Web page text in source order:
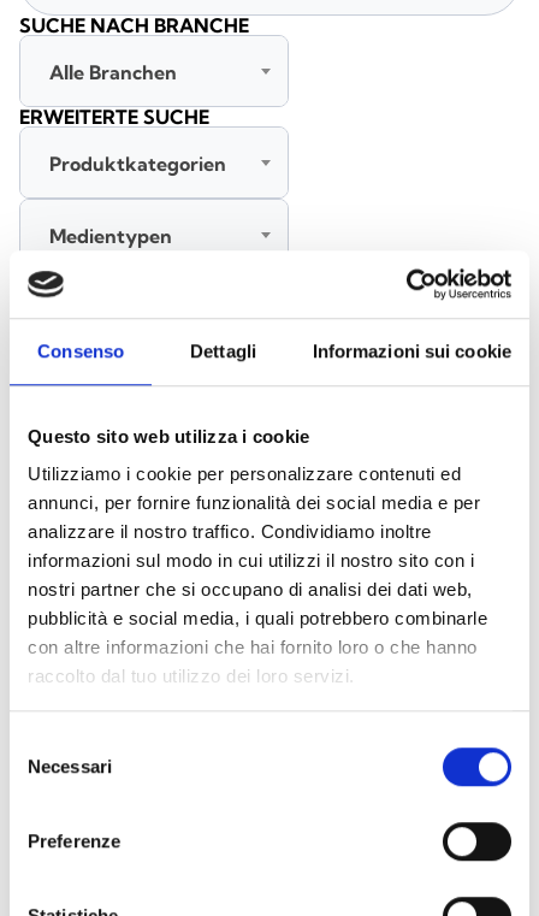
Consenso Dettagli Informazioni sui cookie
Questo sito web utilizza i cookie
Utilizziamo i cookie per personalizzare contenuti ed
annunci, per fornire funzionalità dei social media e per
analizzare il nostro traffico. Condividiamo inoltre
informazioni sul modo in cui utilizzi il nostro sito con i
nostri partner che si occupano di analisi dei dati web,
pubblicità e social media, i quali potrebbero combinarle
con altre informazioni che hai fornito loro o che hanno
raccolto dal tuo utilizzo dei loro servizi.
delNecessari
Preferenze
Zubehör für EB00-Meldersockel - Materialien(47)
Dokumente (6992)
Alle auswählen
Melden Sie sich an, bevor Sie Inhalte über das Symbol
herunterladen lock
SUCHE NACH BRANCHE
Alle Branchen
ERWEITERTE SUCHE
Produktkategorien
Medientypen